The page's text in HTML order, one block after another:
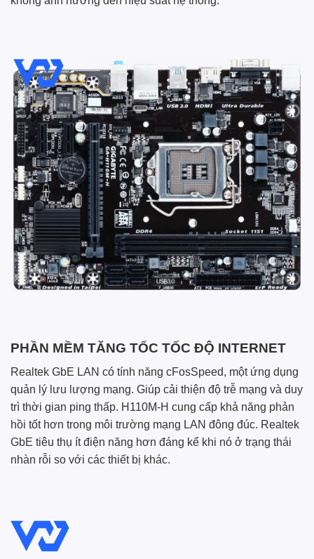
PHẦN MỀM TĂNG TỐC TỐC ĐỘ INTERNET
Realtek GbE LAN có tính năng cFosSpeed, một ứng dụng
quản lý lưu lượng mạng. Giúp cải thiện độ trễ mạng và duy
trì thời gian ping thấp. H110M-H cung cấp khả năng phản
hồi tốt hơn trong môi trường mạng LAN đông đúc. Realtek
GbE tiêu thụ ít điện năng hơn đáng kể khi nó ở trạng thái
nhàn rỗi so với các thiết bị khác.